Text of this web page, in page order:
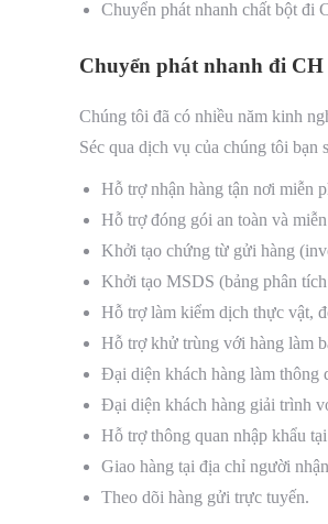
Chuyển phát nhanh chất bột đi
Chuyển phát nhanh đi CH
Chúng tôi đã có nhiều năm kinh
Séc qua dịch vụ của chúng tôi
Hỗ trợ nhận hàng tận nơi miễn
Hỗ trợ đóng gói an toàn và
Khởi tạo chứng từ gửi hàng
Khởi tạo MSDS (bảng phân
Hỗ trợ làm kiểm dịch thực vật,
Hỗ trợ khử trùng với hàng làm
Đại diện khách hàng làm thông
Đại diện khách hàng giải trình
Hỗ trợ thông quan nhập khẩu
Giao hàng tại địa chỉ người
Theo dõi hàng gửi trực tuyến.